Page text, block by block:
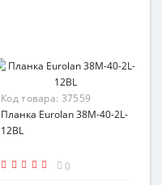
Код товара: 37559
Планка Eurolan 38M-40-2L-
12BL
0